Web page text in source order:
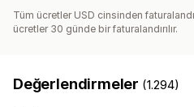
Tüm ücretler USD cinsinden
ücretler 30 günde bir faturalandırılır.
Değerlendirmeler (1.294)